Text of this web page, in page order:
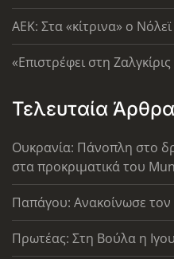
AEK: Στα «κίτρινα» ο Νόλεϊ
«Επιστρέφει στη
Τελευταία Άρθρα
Ουκρανία: Πάνοπλη στο
στα προκριματικά του
Παπάγου: Ανακοίνωσε
Πρωτέας: Στη Βούλα η